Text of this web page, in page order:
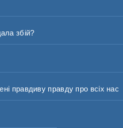
збій?
правдиву правду про всіх нас